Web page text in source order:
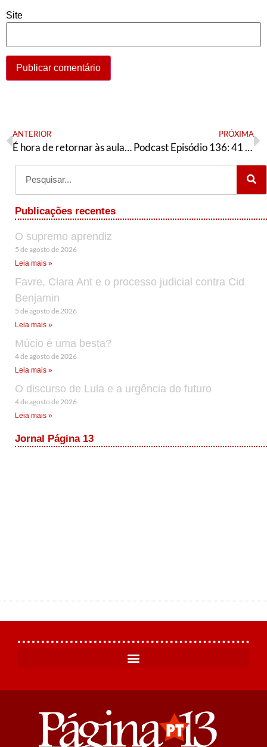
Site
ANTERIOR
É hora de retornar às aulas presenciais?
PRÓXIMA
Podcast Episódio 136: 41 anos do PT, o debate sobre as aulas presenciais e a luta dos petroleiros
Publicações recentes
O supremo aprendiz
5 de agosto de 2026
Leia mais »
Favre, Clara Ant e o processo judicial contra Cid
Benjamin
5 de agosto de 2026
Leia mais »
Múcio é uma besta?
4 de agosto de 2026
Leia mais »
O discurso de Lula e a urgência do futuro
4 de agosto de 2026
Leia mais »
Jornal Página 13